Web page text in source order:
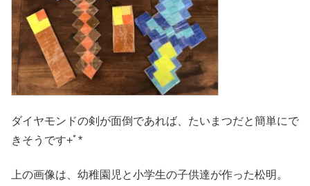
ダイヤモンドの剣が面倒であれば、たいまつだと簡単にで
きそうです+ﾟ*
上の画像は、幼稚園児と小学生の子供達が作った松明。